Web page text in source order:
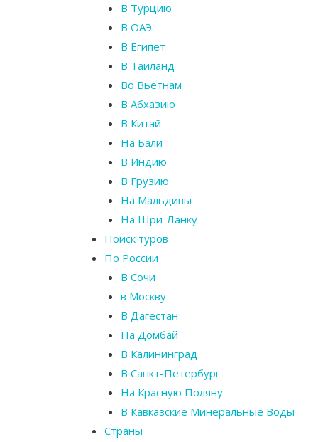
В Турцию
В ОАЭ
В Египет
В Таиланд
Во Вьетнам
В Абхазию
В Китай
На Бали
В Индию
В Грузию
На Мальдивы
На Шри-Ланку
Поиск туров
По России
В Сочи
в Москву
В Дагестан
На Домбай
В Калининград
В Санкт-Петербург
На Красную Поляну
В Кавказские Минеральные Воды
Страны